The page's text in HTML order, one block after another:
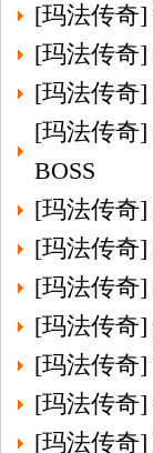
[玛法传奇]
[玛法传奇]
[玛法传奇]
[玛法传奇]
BOSS
[玛法传奇]
[玛法传奇]
[玛法传奇]
[玛法传奇]
[玛法传奇]
[玛法传奇]
[玛法传奇]